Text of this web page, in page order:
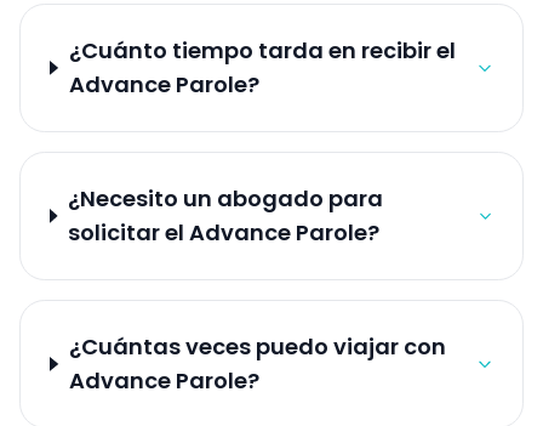
¿Cuánto tiempo tarda en recibir el
Advance Parole?
¿Necesito un abogado para
solicitar el Advance Parole?
¿Cuántas veces puedo viajar con
Advance Parole?